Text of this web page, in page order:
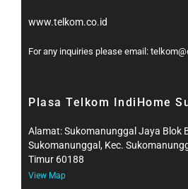
www.telkom.co.id
For any inquiries please email:
Plasa Telkom IndiHome
Alamat: Sukomanunggal Jaya Blok
Sukomanunggal, Kec.
Timur 60188
View Map